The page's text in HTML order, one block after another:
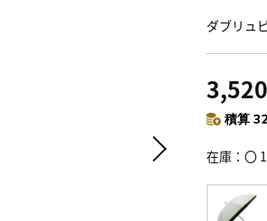
ダブリュ
積算
在庫 〇